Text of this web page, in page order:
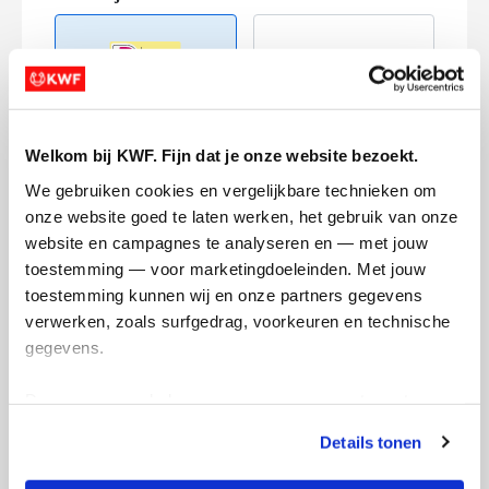
Welkom bij KWF. Fijn dat je onze website bezoekt.
We gebruiken cookies en vergelijkbare technieken om
onze website goed te laten werken, het gebruik van onze
website en campagnes te analyseren en — met jouw
toestemming — voor marketingdoeleinden. Met jouw
toestemming kunnen wij en onze partners gegevens
verwerken, zoals surfgedrag, voorkeuren en technische
gegevens.
tonen. Je kunt je toestemming op elk moment wijzigen of
intrekken via Cookie instellingen onderaan de pagina. De
Details tonen
Creditcard
Referentie
Ik wil bijdragen aan de transactiekosten
Doneer nu